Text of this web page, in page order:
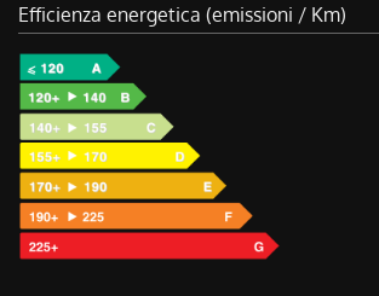
Efficienza energetica (emissioni / Km)